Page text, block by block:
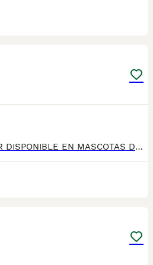
🐶💛 YORKSHIRE TERRIER DISPONIBLE EN MASCOTAS DEL SUR 💛🐶 En Mascotas del Sur tenemos disponible un precioso Yorkshire Terrier, criado con mucho cariño, atención personalizada y en un ambiente familiar, donde recibe todos los cuidados necesarios para crecer sano, feliz y perfectamente socializado. Somos un criadero con Núcleo Zoológico autorizado, licencia de apertura y código de explotación, ofreciendo confianza, transparencia y todas las garantías para que puedas incorporar a tu familia un cachorro criado de forma responsable. 📍 Ubicados en Sevilla 📞 611 723 226 📸 Instagram: @mimascotasdelsur057 Descubre más fotos y vídeos reales de nuestros cachorros. Nuestro cachorro se entrega: ✅ Revisado por veterinario. ✅ Con microchip. ✅ Pasaporte y cartilla sanitaria. ✅ Vacunado y desparasitado. ✅ Contrato con garantías víricas y congénitas. 🚚 Realizamos envíos a toda España. (El coste del transporte no está incluido en el precio del cachorro). También ofrecemos: 🏡 Recogida en nuestras instalaciones. 📱 Videollamada para conocer al cachorro antes de realizar la reserva. 🔒 Posibilidad de reserva y pago contrareembolso. 💶 El precio publicado en el anuncio es el precio real. 🐾 Nuestros Yorkshire Terrier crecen rodeados de cariño, con una excelente socialización y atención diaria, para que lleguen a su nuevo hogar sanos, equilibrados y preparados para formar parte de la familia desde el primer día. Solo atendemos a personas realmente interesadas en ofrecer un hogar responsable, lleno de amor y cuidados para toda la vida. #YorkshireTerrier #Yorkshire #Yorkie #YorkshireEspaña #CachorroYorkshire #PerrosDeCompañia #MascotasDelSur057 #MascotasDelSur #CachorrosSevilla #CriaderoAutorizado #NucleoZoologico #CachorrosConAmor #PerrosFelices #CachorrosEspaña #AmorAnimal